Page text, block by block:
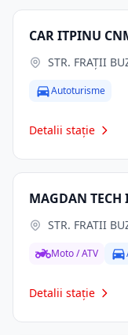
CAR ITPINU
STR. FRAŢII
Autoturisme
Detalii stație
MAGDAN TECH
STR. FRATII
Moto / ATV
Detalii stație